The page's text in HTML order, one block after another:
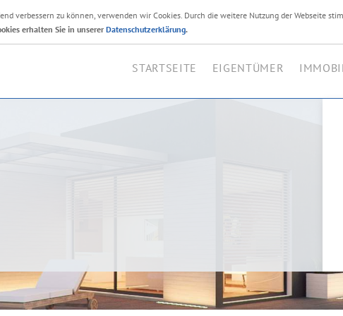
Ihr Immobilienmakler
STARTSEITE EIGENTÜMER
verbessern zu können, verwenden wir Cookies. Durch die weitere Nutzung der Webseite
erhalten Sie in unserer Datenschutzerklärung.